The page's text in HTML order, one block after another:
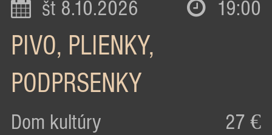
št 8.10.2026 19:00
PIVO, PLIENKY,
PODPRSENKY
Dom kultúry 27 €